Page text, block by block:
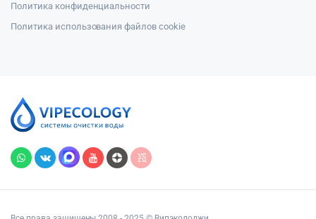
Политика конфиденциальности
Политика использования файлов cookie